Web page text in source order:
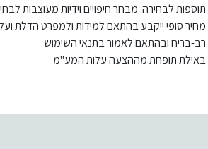
תוספות לבחירה: מבחר חיפויים וידיות מעוצבות
מחיר סופי ייקבע בהתאם למידות ולמפרט הדלת
רב-בריח ובהתאם לאמור בתנאי השימוש
באילת תופחת מההצעה עלות המע"מ